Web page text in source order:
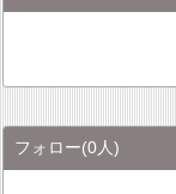
フォロー(0人)